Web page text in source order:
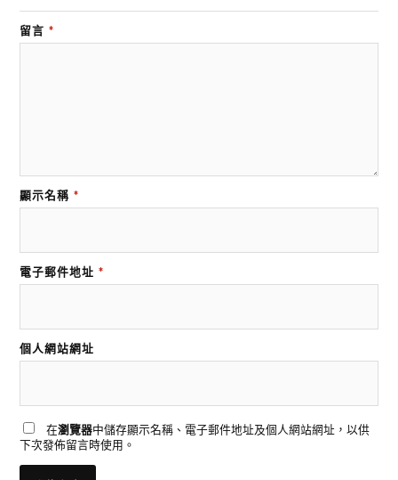
留言 *
顯示名稱 *
電子郵件地址 *
個人網站網址
在瀏覽器中儲存顯示名稱、電子郵件地址及個人網站網址，以供
下次發佈留言時使用。